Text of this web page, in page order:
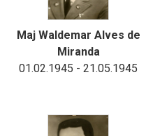
Maj Waldemar Alves de
Miranda
01.02.1945 - 21.05.1945